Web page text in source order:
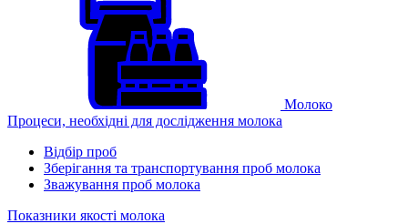
Молоко
Процеси, необхідні для дослідження молока
Відбір проб
Зберігання та транспортування проб молока
Зважування проб молока
Показники якості молока